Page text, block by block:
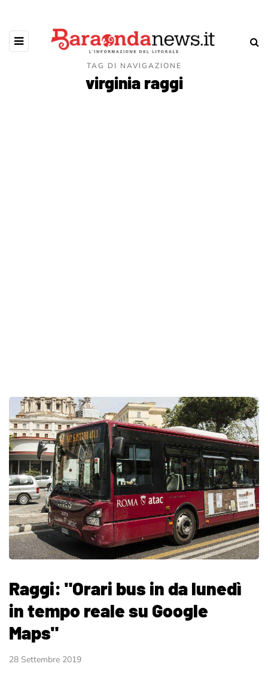
TAG DI NAVIGAZIONE
virginia raggi
Raggi: "Orari bus in da lunedì
in tempo reale su Google
Maps"
28 Settembre 2019